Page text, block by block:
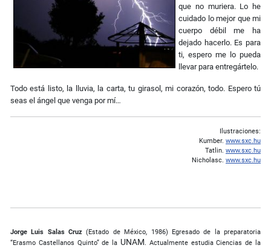
que no muriera. Lo he
cuidado lo mejor que mi
cuerpo débil me ha
dejado hacerlo. Es para
ti, espero me lo pueda
llevar para entregártelo.
Todo está listo, la lluvia, la carta, tu girasol, mi corazón, todo. Espero tú
seas el ángel que venga por mí…
Ilustraciones:
Kumber. www.sxc.hu
Tatlin. www.sxc.hu
Nicholasc. www.sxc.hu
Jorge Luis Salas Cruz(Estado de México, 1986) Egresado de la preparatoria
“Erasmo Castellanos Quinto” de la UNAM. Actualmente estudia Ciencias de la